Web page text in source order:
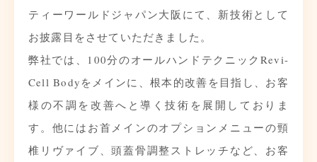
ティーワールドジャパン大阪にて、新技術として
お披露目をさせていただきました。
弊社では、100分のオールハンドテクニックRevi-
Cell Bodyをメインに、根本的改善を目指し、お客
様の不調を改善へと導く技術を展開しておりま
す。他にはお首メインのオプションメニューの頸
椎リヴァイブ、頭蓋骨調整ストレッチなど、お客